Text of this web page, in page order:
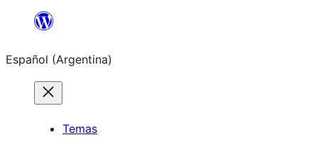
Saltar
contenido
Español (Argentina)
Temas